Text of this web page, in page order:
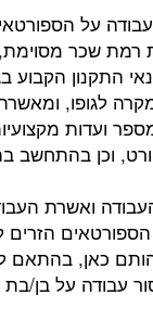
על
שכר מסוימת,
התקנון הקבוע
לגופו,
ועדות
וכן בהתחשב
ואשרת
הספורטאים
כאן, בהתאם
עבודה על בן/בת